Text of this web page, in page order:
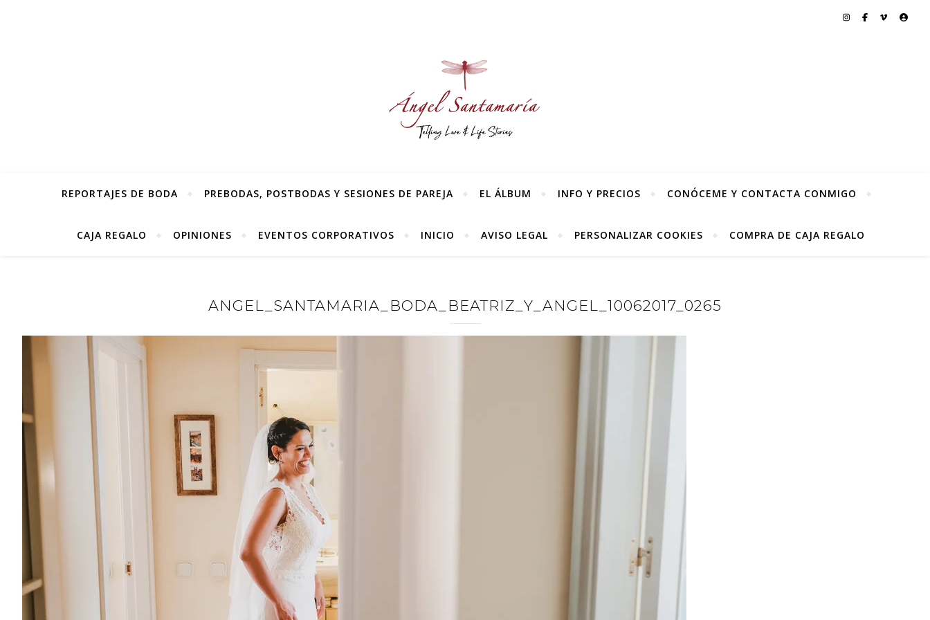
REPORTAJES DE BODA PREBODAS, POSTBODAS Y SESIONES DE PAREJA EL ÁLBUM INFO Y PRECIOS CONÓCEME Y CONTACTA CONMIGO
CAJA REGALO OPINIONES EVENTOS CORPORATIVOS INICIO AVISO LEGAL PERSONALIZAR COOKIES COMPRA DE CAJA REGALO
ANGEL_SANTAMARIA_BODA_BEATRIZ_Y_ANGEL_10062017_0265